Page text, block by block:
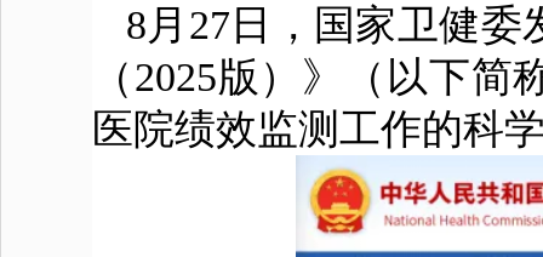
8月27日，国家卫健
（2025版）》（以下
医院绩效监测工作的科